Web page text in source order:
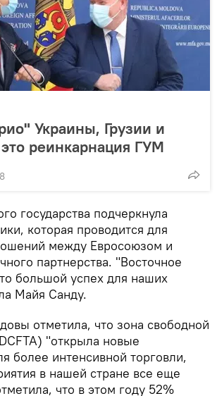
Украины, Грузии и
реинкарнация ГУМ
государства подчеркнула
которая проводится для
между Евросоюзом и
партнерства. "Восточное
большой успех для наших
Майя Санду.
отметила, что зона свободной
"открыла новые
более интенсивной торговли,
в нашей стране все еще
что в этом году 52%